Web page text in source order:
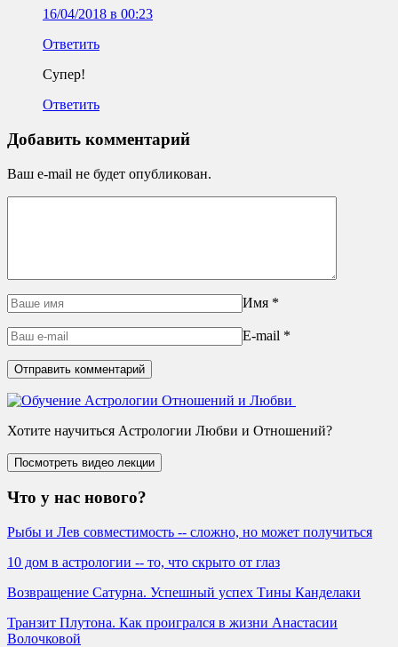
16/04/2018 в 00:23
Ответить
Супер!
Ответить
Добавить комментарий
Ваш e-mail не будет опубликован.
Имя *
E-mail *
Хотите научиться Астрологии Любви и Отношений?
Что у нас нового?
Рыбы и Лев совместимость -- сложно, но может получиться
10 дом в астрологии -- то, что скрыто от глаз
Возвращение Сатурна. Успешный успех Тины Канделаки
Транзит Плутона. Как проигрался в жизни Анастасии
Волочковой